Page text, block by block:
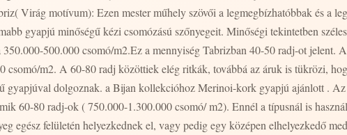
gyapjú minőségű kézi csomózású szőnyegeit. Minőségi tekintetben
500.000 csomó/m2.Ez a mennyiség Tabrizban 40-50 radj-ot jelent.
csomó/m2. A 60-80 radj közöttiek elég ritkák, továbbá az áruk is tükrözi,
gyapjúval dolgoznak. a Bijan kollekcióhoz Merinoi-kork gyapjú ajánlott .
60-80 radj-ok ( 750.000-1.300.000 csomó/ m2). Ennél a típusnál is
egész felületén helyezkednek el, vagy pedig egy középen elhelyezkedő